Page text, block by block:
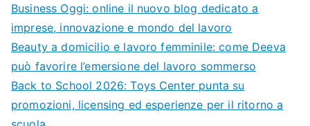
Business Oggi: online il nuovo blog dedicato a
imprese, innovazione e mondo del lavoro
Beauty a domicilio e lavoro femminile: come Deeva
può favorire l’emersione del lavoro sommerso
Back to School 2026: Toys Center punta su
promozioni, licensing ed esperienze per il ritorno a